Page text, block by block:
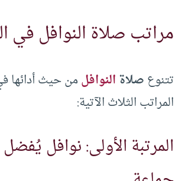
مراتب صلاة النوافل في
تتنوعصلاةالنوافلمن حيث أدائها
المراتب الثلاث الآتية:
المرتبة الأولى: نوافل يُفضل